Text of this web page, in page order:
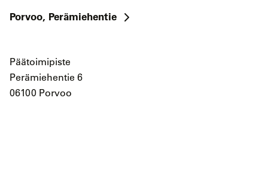
Porvoo, Perämiehentie
Päätoimipiste
Perämiehentie 6
06100 Porvoo